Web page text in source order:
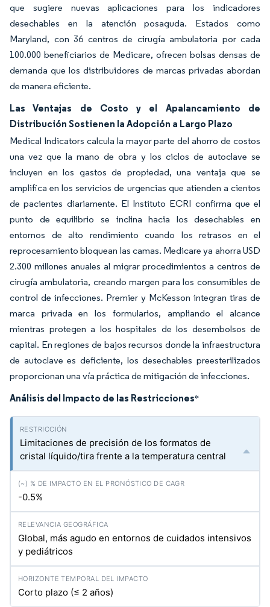
que sugiere nuevas aplicaciones para los indicadores
desechables en la atención posaguda. Estados como
Maryland, con 36 centros de cirugía ambulatoria por cada
100.000 beneficiarios de Medicare, ofrecen bolsas densas de
demanda que los distribuidores de marcas privadas abordan
de manera eficiente.
Las Ventajas de Costo y el Apalancamiento de
Distribución Sostienen la Adopción a Largo Plazo
Medical Indicators calcula la mayor parte del ahorro de costos
una vez que la mano de obra y los ciclos de autoclave se
incluyen en los gastos de propiedad, una ventaja que se
amplifica en los servicios de urgencias que atienden a cientos
de pacientes diariamente. El Instituto ECRI confirma que el
punto de equilibrio se inclina hacia los desechables en
entornos de alto rendimiento cuando los retrasos en el
reprocesamiento bloquean las camas. Medicare ya ahorra USD
2.300 millones anuales al migrar procedimientos a centros de
cirugía ambulatoria, creando margen para los consumibles de
control de infecciones. Premier y McKesson integran tiras de
marca privada en los formularios, ampliando el alcance
mientras protegen a los hospitales de los desembolsos de
capital. En regiones de bajos recursos donde la infraestructura
de autoclave es deficiente, los desechables preesterilizados
proporcionan una vía práctica de mitigación de infecciones.
Análisis del Impacto de las Restricciones*
Limitaciones de precisión de los formatos de
cristal líquido/tira frente a la temperatura central
-0.5%
Global, más agudo en entornos de cuidados intensivos
y pediátricos
Corto plazo (≤ 2 años)